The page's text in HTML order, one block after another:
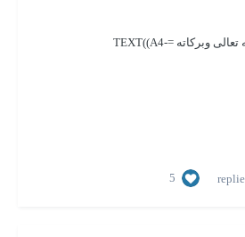
وعليكم السلام ورحمة الله تعالى وبركاته =TEXT((A4-
5